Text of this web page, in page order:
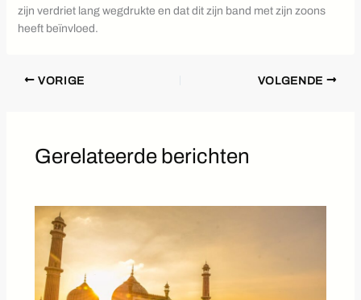
zijn verdriet lang wegdrukte en dat dit zijn band met zijn zoons
heeft beïnvloed.
VORIGE VOLGENDE
Gerelateerde berichten